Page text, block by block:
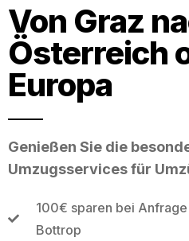
Von Graz
Österreich
Europa
Genießen Sie die
Umzugsservices für
100€ sparen bei
Bottrop